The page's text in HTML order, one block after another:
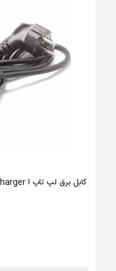
کابل برق لپ تاپ ا laptop cable charger